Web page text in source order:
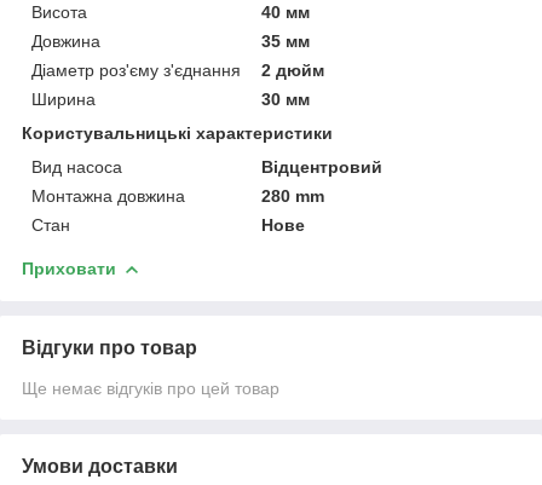
Висота
40 мм
Довжина
35 мм
Діаметр роз'єму з'єднання
2 дюйм
Ширина
30 мм
Користувальницькі характеристики
Вид насоса
Відцентровий
Монтажна довжина
280 mm
Стан
Нове
Приховати
Відгуки про товар
Ще немає відгуків про цей товар
Умови доставки